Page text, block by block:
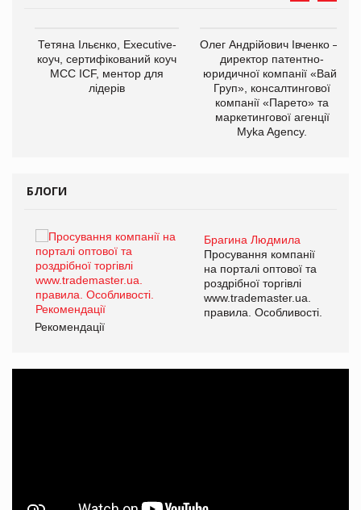
Тетяна Ільєнко, Executive-
коуч, сертифікований коуч
МСС ICF, ментор для
лідерів
Олег Андрійович Івченко —
директор патентно-
юридичної компанії «Вайз
Груп», консалтингової
компанії «Парето» та
маркетингової агенції
Myka Agency.
БЛОГИ
Брагина Людмила
Просування компанії
на порталі оптової та
роздрібної торгівлі
www.trademaster.ua.
правила. Особливості.
Рекомендації